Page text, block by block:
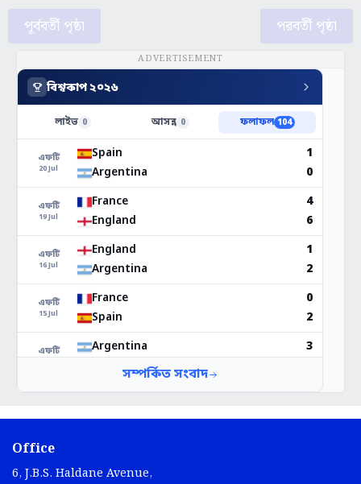
পূর্ববর্তী পৃষ্ঠা পরবর্তী পৃষ্ঠা
ADVERTISEMENT
Office
6, J.B.S. Haldane Avenue,